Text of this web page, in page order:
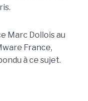
Marc Dollois au
France,
à ce sujet.